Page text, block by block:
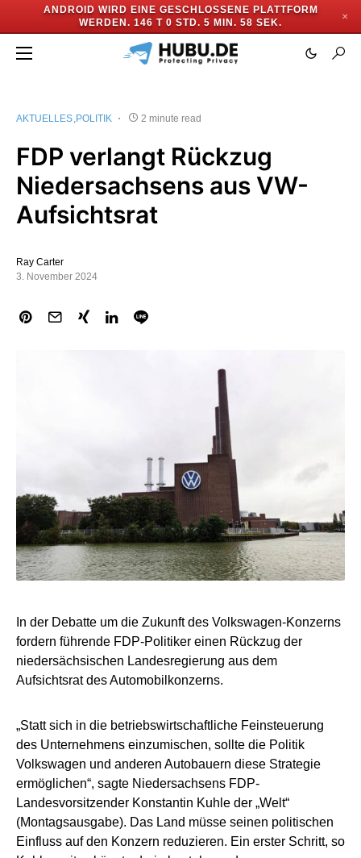
ANDROID WIRD EINE GESCHLOSSENE PLATTFORM
WERDEN. 146 T 0 STD. 5 MIN. 58 SEK.
✕
AKTUELLES POLITIK 2 minute read
FDP verlangt Rückzug
Niedersachsens aus VW-
Aufsichtsrat
Ray Carter
3. November 2024
In der Debatte um die Zukunft des Volkswagen-Konzerns
fordern führende FDP-Politiker einen Rückzug der
niedersächsischen Landesregierung aus dem
Aufsichtsrat des Automobilkonzerns.
„Statt sich in die betriebswirtschaftliche Feinsteuerung
des Unternehmens einzumischen, sollte die Politik
Volkswagen und anderen Autobauern diese Strategie
ermöglichen“, sagte Niedersachsens FDP-
Landesvorsitzender Konstantin Kuhle der „Welt“
(Montagsausgabe). Das Land müsse seinen politischen
Einfluss auf den Konzern reduzieren. Ein erster Schritt, so